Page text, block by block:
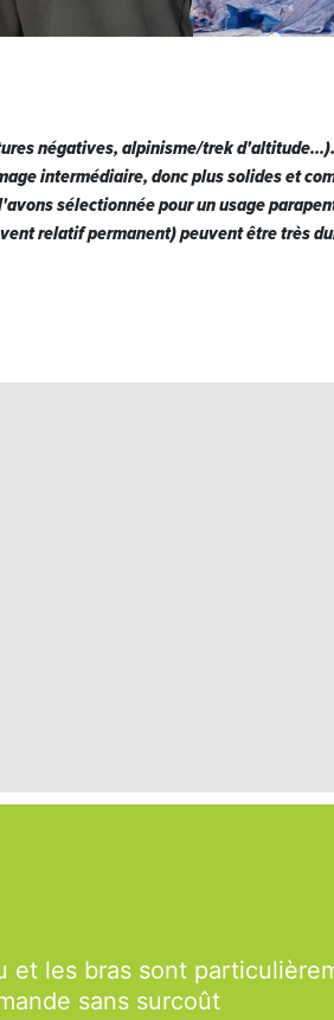
négatives, alpinisme/trek
intermédiaire, donc plus solides et
sélectionnée pour un usage
relatif permanent) peuvent être très
et les bras sont
sans surcoût